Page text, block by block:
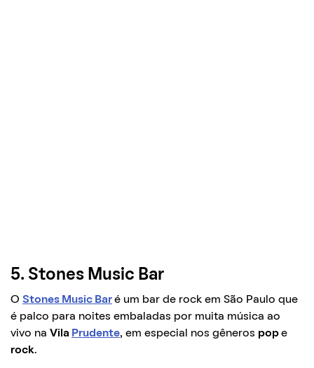
5. Stones Music Bar
O Stones Music Bar é um bar de rock em São Paulo que
é palco para noites embaladas por muita música ao
vivo na Vila Prudente, em especial nos gêneros pop e
rock.